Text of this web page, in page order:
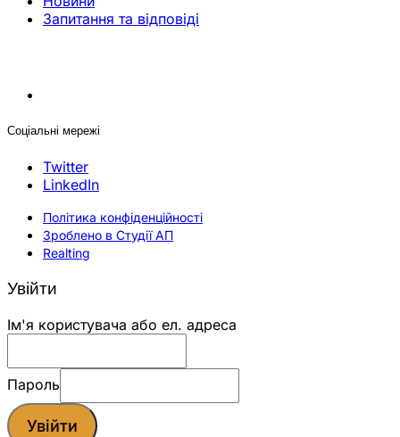
Запитання та відповіді
Соціальні мережі
Twitter
LinkedIn
Політика конфіденційності
Зроблено в Студії АП
Realting
Увійти
Ім'я користувача або ел. адреса
Пароль
Увійти